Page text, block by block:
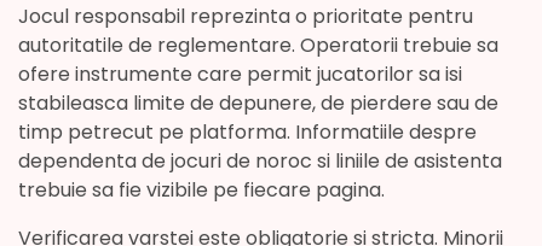
Jocul responsabil reprezinta o prioritate pentru
autoritatile de reglementare. Operatorii trebuie sa
ofere instrumente care permit jucatorilor sa isi
stabileasca limite de depunere, de pierdere sau de
timp petrecut pe platforma. Informatiile despre
dependenta de jocuri de noroc si liniile de asistenta
trebuie sa fie vizibile pe fiecare pagina.
Verificarea varstei este obligatorie si stricta. Minorii